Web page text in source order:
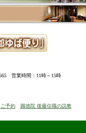
うございました。
した。
きます。
を表示しました。
ます。
お知らせを表示しました
りやむを得ず、価格改定をさせて
営業時間：11時～15時
ご予約 圓徳院 後藤住職の説教